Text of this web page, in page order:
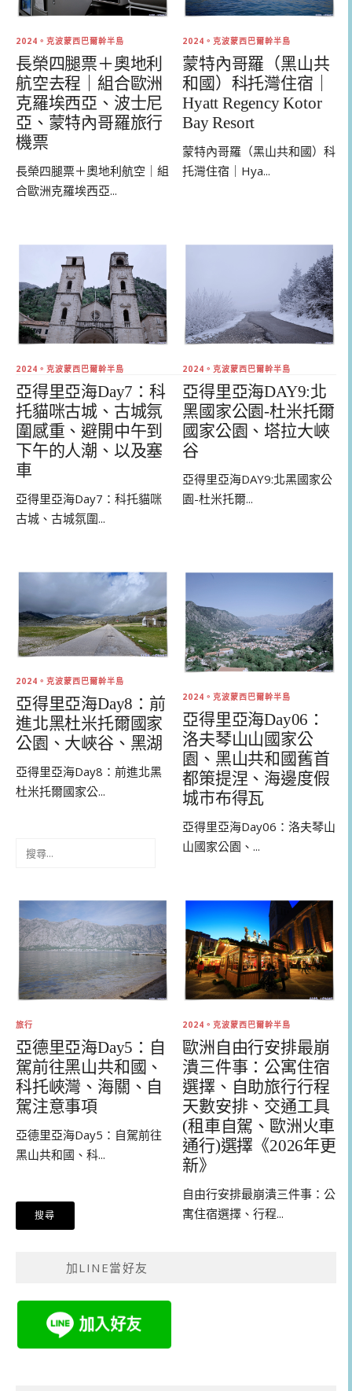
2024。克波蒙西巴爾幹半島
長榮四腿票＋奧地利
航空去程｜組合歐洲
克羅埃西亞、波士尼
亞、蒙特內哥羅旅行
機票
長榮四腿票＋奧地利航空｜組
合歐洲克羅埃西亞...
2024。克波蒙西巴爾幹半島
蒙特內哥羅（黑山共
和國）科托灣住宿｜
Hyatt Regency Kotor
Bay Resort
蒙特內哥羅（黑山共和國）科
托灣住宿｜Hya...
2024。克波蒙西巴爾幹半島
亞得里亞海Day7：科
托貓咪古城、古城氛
圍感重、避開中午到
下午的人潮、以及塞
車
亞得里亞海Day7：科托貓咪
古城、古城氛圍...
2024。克波蒙西巴爾幹半島
亞得里亞海DAY9:北
黑國家公園-杜米托爾
國家公園、塔拉大峽
谷
亞得里亞海DAY9:北黑國家公
園-杜米托爾...
2024。克波蒙西巴爾幹半島
亞得里亞海Day8：前
進北黑杜米托爾國家
公園、大峽谷、黑湖
亞得里亞海Day8：前進北黑
杜米托爾國家公...
2024。克波蒙西巴爾幹半島
亞得里亞海Day06：
洛夫琴山山國家公
園、黑山共和國舊首
都策提涅、海邊度假
城市布得瓦
亞得里亞海Day06：洛夫琴山
山國家公園、...
旅行
亞德里亞海Day5：自
駕前往黑山共和國、
科托峽灣、海關、自
駕注意事項
亞德里亞海Day5：自駕前往
黑山共和國、科...
2024。克波蒙西巴爾幹半島
歐洲自由行安排最崩
潰三件事：公寓住宿
選擇、自助旅行行程
天數安排、交通工具
(租車自駕、歐洲火車
通行)選擇《2026年更
新》
自由行安排最崩潰三件事：公
寓住宿選擇、行程...
鍵
字:
加LINE當好友